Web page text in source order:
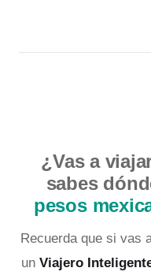
¿Vas a
sabes
pesos
Recuerda que si vas
un Viajero